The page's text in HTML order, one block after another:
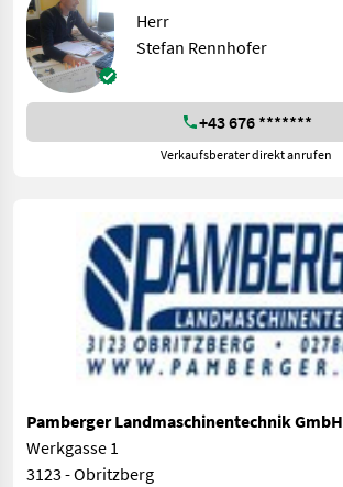
Herr
Stefan Rennhofer
+43 676 *******
Verkaufsberater direkt anrufen
Pamberger Landmaschinentechnik GmbH
Werkgasse 1
3123 - Obritzberg